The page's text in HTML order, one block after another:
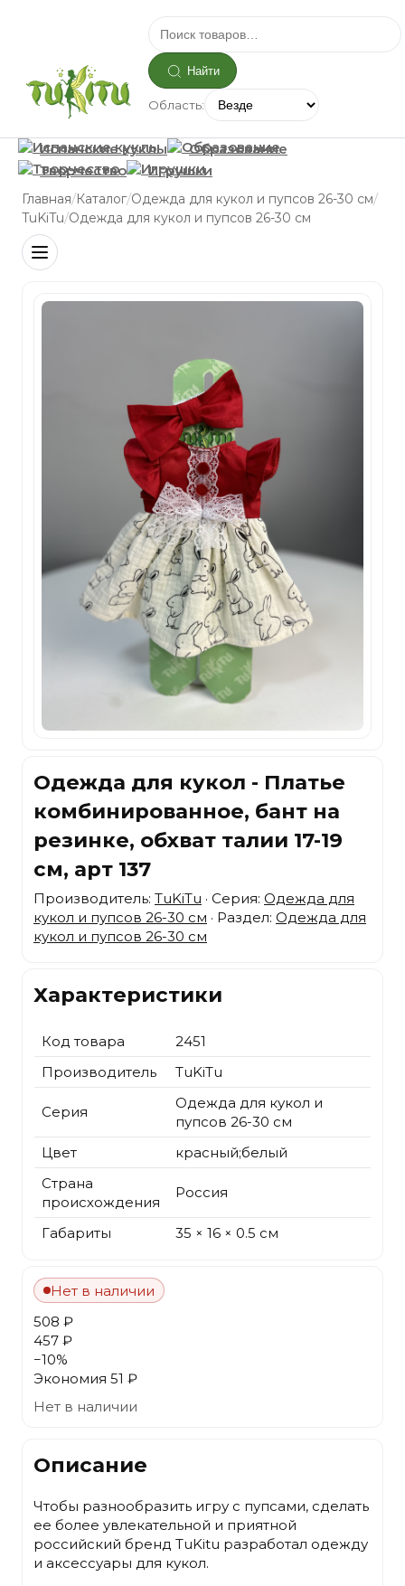
Найти
Область:
Испанские куклы
Образование
Творчество
Игрушки
Главная/Каталог/Одежда для кукол и пупсов 26-30 см/
TuKiTu/Одежда для кукол и пупсов 26-30 см
Одежда для кукол - Платье
комбинированное, бант на
резинке, обхват талии 17-19
см, арт 137
Производитель: TuKiTu · Серия: Одежда для
кукол и пупсов 26-30 см · Раздел: Одежда для
кукол и пупсов 26-30 см
Характеристики
Код товара
2451
Производитель
TuKiTu
Серия
Одежда для кукол и
пупсов 26-30 см
Цвет
красный;белый
Страна
происхождения
Россия
Габариты 35 × 16 × 0.5 см
Нет в наличии
508 ₽
457 ₽
−10%
Экономия 51 ₽
Нет в наличии
Описание
Чтобы разнообразить игру с пупсами, сделать
ее более увлекательной и приятной
российский бренд TuKitu разработал одежду
и аксессуары для кукол.